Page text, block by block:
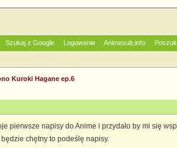
Szukaj z Google Logowanie Animesub.info
Kuroki Hagane ep.6
pierwsze napisy do Anime i przydało by mi się
chętny to podeślę napisy.